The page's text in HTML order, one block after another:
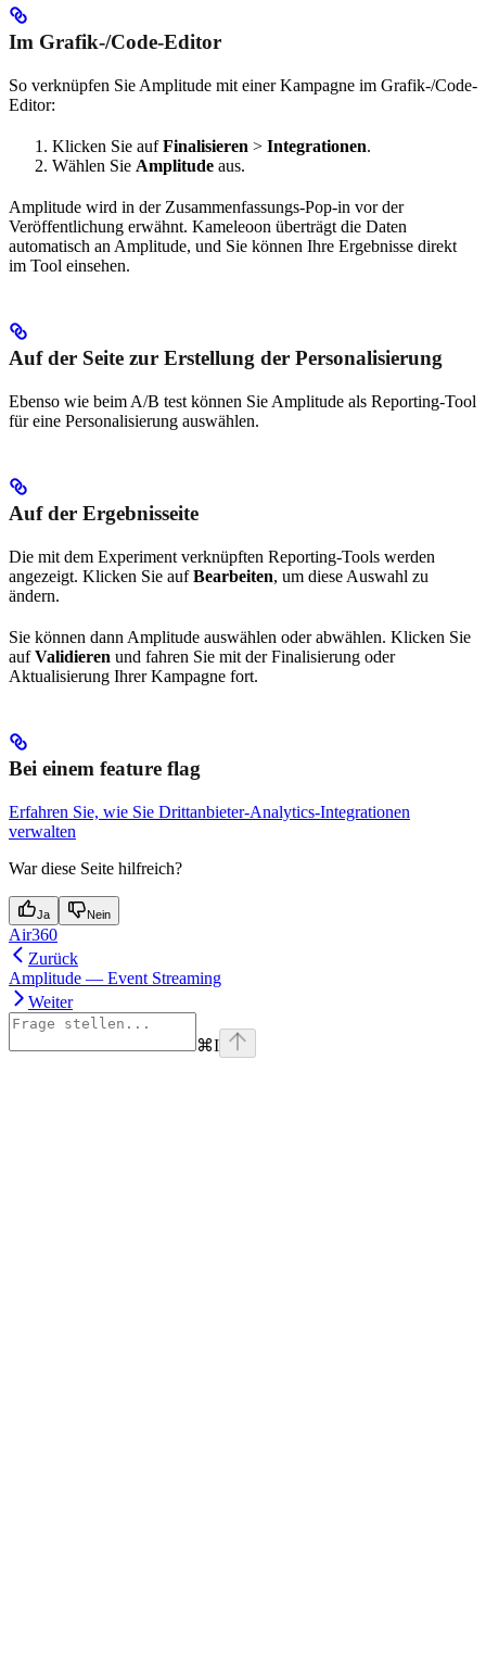
Im Grafik-/Code-Editor
So verknüpfen Sie Amplitude mit einer Kampagne im Grafik-/Code-
Editor:
Klicken Sie aufFinalisieren > Integrationen.
Wählen Sie Amplitude aus.
Amplitude wird in der Zusammenfassungs-Pop-in vor der
Veröffentlichung erwähnt. Kameleoon überträgt die Daten
automatisch an Amplitude, und Sie können Ihre Ergebnisse direkt
im Tool einsehen.
Auf der Seite zur Erstellung der Personalisierung
Ebenso wie beim A/B test können Sie Amplitude als Reporting-Tool
für eine Personalisierung auswählen.
Auf der Ergebnisseite
Die mit dem Experiment verknüpften Reporting-Tools werden
angezeigt. Klicken Sie aufBearbeiten, um diese Auswahl zu
ändern.
Sie können dann Amplitude auswählen oder abwählen. Klicken Sie
aufValidieren und fahren Sie mit der Finalisierung oder
Aktualisierung Ihrer Kampagne fort.
Bei einem feature flag
Erfahren Sie, wie Sie Drittanbieter-Analytics-Integrationen
verwalten
War diese Seite hilfreich?
Ja Nein
Air360
Zurück
Amplitude — Event Streaming
Weiter
⌘I